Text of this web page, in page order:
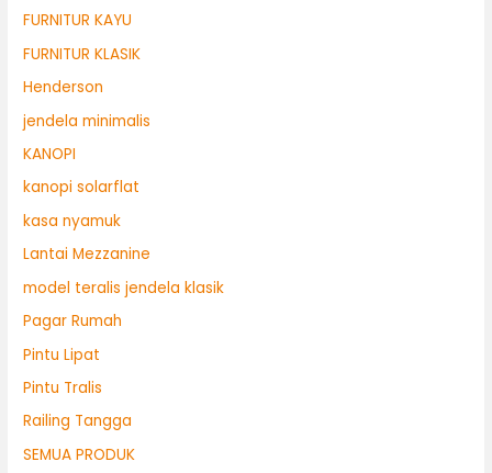
FURNITUR KAYU
FURNITUR KLASIK
Henderson
jendela minimalis
KANOPI
kanopi solarflat
kasa nyamuk
Lantai Mezzanine
model teralis jendela klasik
Pagar Rumah
Pintu Lipat
Pintu Tralis
Railing Tangga
SEMUA PRODUK